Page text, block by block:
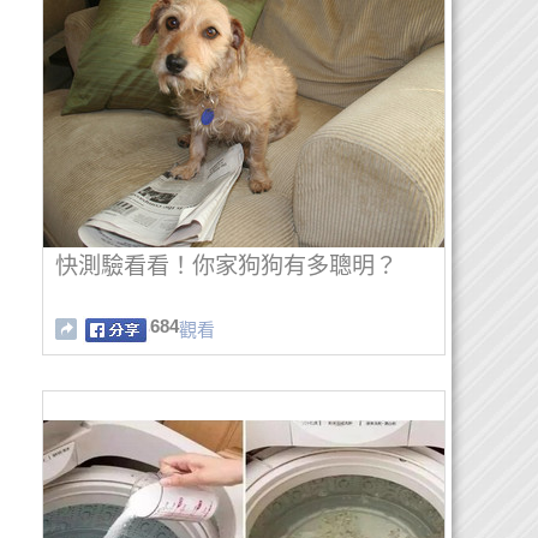
快測驗看看！你家狗狗有多聰明？
684觀看